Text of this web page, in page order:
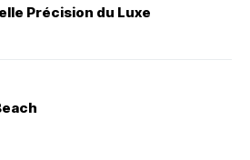
Précision du Luxe